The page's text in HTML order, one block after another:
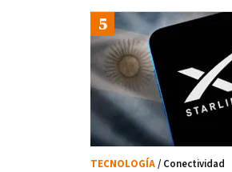
TECNOLOGÍA/ Conectividad